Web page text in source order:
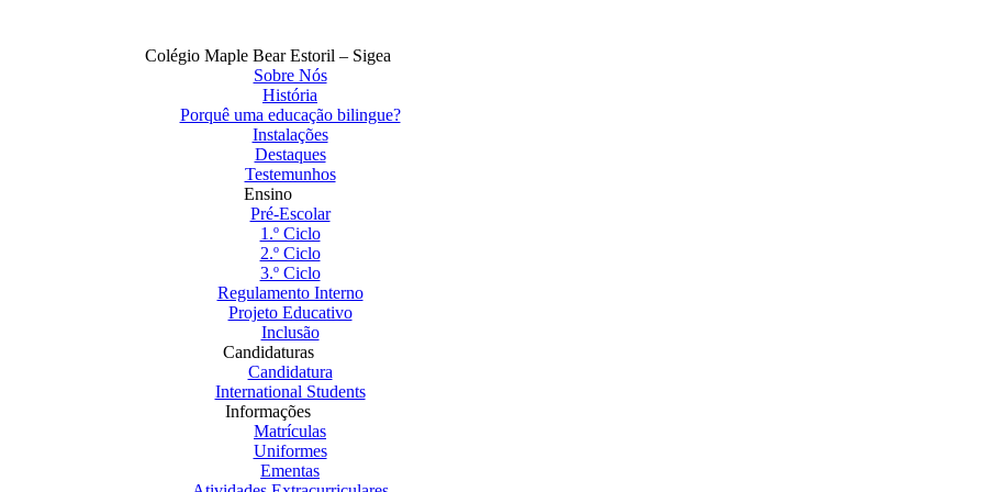
Colégio Maple Bear Estoril – Sigea
Sobre Nós
História
Porquê uma educação bilingue?
Instalações
Destaques
Testemunhos
Ensino
Pré-Escolar
1.º Ciclo
2.º Ciclo
3.º Ciclo
Regulamento Interno
Projeto Educativo
Inclusão
Candidaturas
Candidatura
International Students
Informações
Matrículas
Uniformes
Ementas